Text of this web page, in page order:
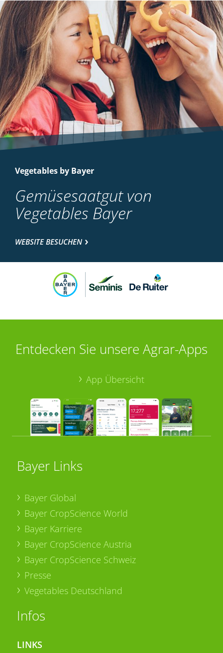
Vegetables by Bayer
Gemüsesaatgut von
Vegetables Bayer
WEBSITE BESUCHEN
Entdecken Sie unsere Agrar-Apps
App Übersicht
Bayer Links
Bayer Global
Bayer CropScience World
Bayer Karriere
Bayer CropScience Austria
Bayer CropScience Schweiz
Presse
Vegetables Deutschland
Infos
LINKS